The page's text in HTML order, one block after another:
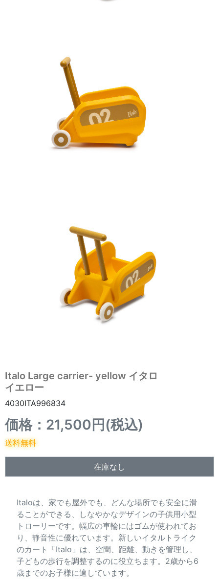
Italo Large carrier- yellow イタロ
イエロー
4030ITA996834
価格：21,500円(税込)
送料無料
在庫なし
Italoは、家でも屋外でも、どんな場所でも安全に滑
ることができる、しなやかなデザインの子供用小型
トローリーです。幅広の車輪にはゴムが使われてお
り、静音性に優れています。新しいイタルトライク
のカート「Italo」は、空間、距離、動きを管理し、
子どもの歩行を調整するのに役立ちます。2歳から6
歳までのお子様に適しています。